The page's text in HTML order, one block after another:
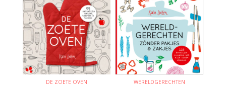
DE ZOETE OVEN WERELDGERECHTEN